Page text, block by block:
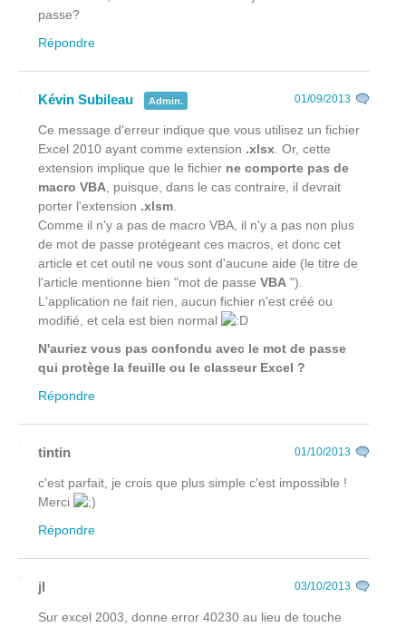
passe?
Répondre
Kévin Subileau Admin. 01/09/2013
Ce message d'erreur indique que vous utilisez un fichier
Excel 2010 ayant comme extension .xlsx . Or, cette
extension implique que le fichier ne comporte pas de
macro VBA , puisque, dans le cas contraire, il devrait
porter l'extension .xlsm
Comme il n'y a pas de macro VBA, il n'y a pas non plus
de mot de passe protégeant ces macros, et donc cet
article et cet outil ne vous sont d'aucune aide (le titre de
l'article mentionne bien "mot de passe VBA ").
L'application ne fait rien, aucun fichier n'est créé ou
modifié, et cela est bien normal
N'auriez vous pas confondu avec le mot de passe
qui protège la feuille ou le classeur Excel ?
Répondre
tintin 01/10/2013
c'est parfait, je crois que plus simple c'est impossible !
Merci
Répondre
jl 03/10/2013
Sur excel 2003, donne error 40230 au lieu de touche